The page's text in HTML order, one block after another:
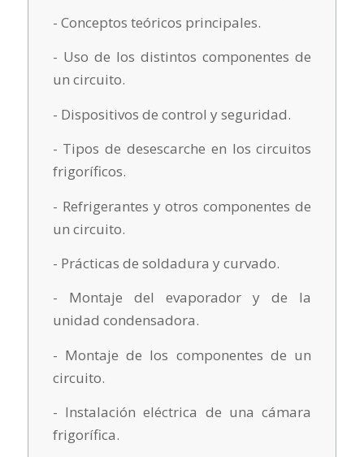
- Conceptos teóricos principales.
- Uso de los distintos componentes de
un circuito.
- Dispositivos de control y seguridad.
- Tipos de desescarche en los circuitos
frigoríficos.
- Refrigerantes y otros componentes de
un circuito.
- Prácticas de soldadura y curvado.
- Montaje del evaporador y de la
unidad condensadora.
- Montaje de los componentes de un
circuito.
- Instalación eléctrica de una cámara
frigorífica.